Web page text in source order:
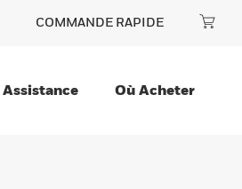
COMMANDE RAPIDE
Assistance Où Acheter